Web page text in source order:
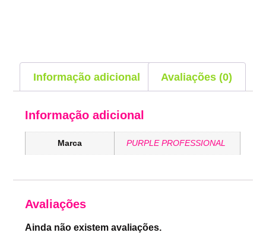
Informação adicional Avaliações (0)
Informação adicional
Marca PURPLE PROFESSIONAL
Avaliações
Ainda não existem avaliações.